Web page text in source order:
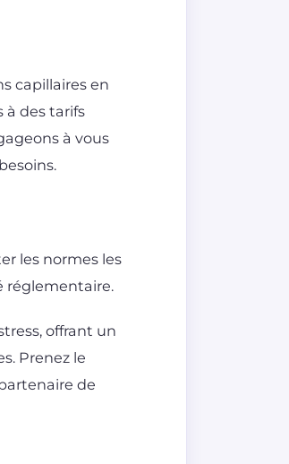
capillaires en
à des tarifs
à vous
les normes les
réglementaire.
offrant un
Prenez le
de